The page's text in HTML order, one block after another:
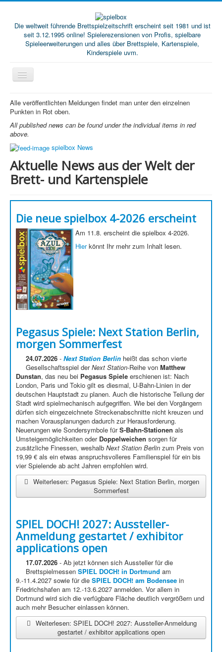
Die weltweit führende Brettspielzeitschrift erscheint seit 1981 und ist
seit 3.12.1995 online! Spielerezensionen von Profis, spielbare
Spieleerweiterungen und alles über Brettspiele, Kartenspiele,
Kinderspiele uvm.
Start
Magazine
Abos/Subscriptions
Podcast
SpieleMag
Infos
Shop
Download spielbox Special 2025
Newsletter
Spieledatenbank
Premium login
Neuheiten-New Games
Köpfe-Heads
Branchen-/Wirtschaftsnews
Interviews
Crowdfunding
Veranstaltungen-Events
In eigener Sache-On our own behalf
Archivierte Meldungen-News archive
Alle veröffentlichten Meldungen findet man unter den einzelnen
Punkten in Rot oben.
All published news can be found under the individual items in red
above.
spielbox News
Aktuelle News aus der Welt der
Brett- und Kartenspiele
Die neue spielbox 4-2026 erscheint
Am 11.8. erscheint die spielbox 4-2026.
Hierkönnt Ihr mehr zum Inhalt lesen.
Pegasus Spiele: Next Station Berlin,
morgen Sommerfest
24.07.2026 - Next Station Berlin heißt das schon vierte
Gesellschaftsspiel derNext Station-Reihe von Matthew
Dunstan, das neu bei Pegasus Spiele erschienen ist: Nach
London, Paris und Tokio gilt es diesmal, U-Bahn-Linien in der
deutschen Hauptstadt zu planen. Auch die historische Teilung der
Stadt wird spielmechanisch aufgegriffen. Wie bei den Vorgängern
dürfen sich eingezeichnete Streckenabschnitte nicht kreuzen und
machen Vorausplanungen dadurch zur Herausforderung.
Neuerungen wie Sondersymbole fürS-Bahn-Stationen als
Umsteigemöglichkeiten oder Doppelweichen sorgen für
zusätzliche Finessen, weshalb Next Station Berlin zum Preis von
19,99 € als ein etwas anspruchsvolleres Familienspiel für ein bis
vier Spielende ab acht Jahren empfohlen wird.
Weiterlesen: Pegasus Spiele: Next Station Berlin, morgen
Sommerfest
SPIEL DOCH! 2027: Aussteller-
Anmeldung gestartet / exhibitor
applications open
17.07.2026 - Ab jetzt können sich Aussteller für die
Brettspielmessen SPIEL DOCH! in Dortmund am
9.-11.4.2027 sowie für die SPIEL DOCH! am Bodensee in
Friedrichshafen am 12.-13.6.2027 anmelden. Vor allem in
Dortmund wird sich die verfügbare Fläche deutlich vergrößern und
auch mehr Besucher einlassen können.
Weiterlesen: SPIEL DOCH! 2027: Aussteller-Anmeldung
gestartet / exhibitor applications open